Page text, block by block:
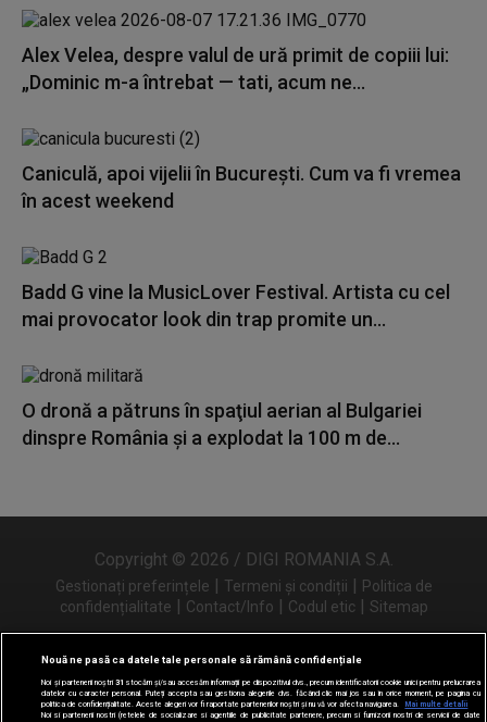
Alex Velea, despre valul de ură primit de copiii lui:
„Dominic m-a întrebat — tati, acum ne...
Caniculă, apoi vijelii în București. Cum va fi vremea
în acest weekend
Badd G vine la MusicLover Festival. Artista cu cel
mai provocator look din trap promite un...
O dronă a pătruns în spaţiul aerian al Bulgariei
dinspre România și a explodat la 100 m de...
Copyright © 2026 / DIGI ROMANIA S.A.
Gestionați preferințele | Termeni și condiții | Politica de
confidențialitate | Contact/Info | Codul etic | Sitemap
Urmărește-ne și pe
Nouă ne pasă ca datele tale personale să rămână confidențiale
Noi și partenerii noștri31 stocăm și/sau accesăm informații pe dispozitivul dvs., precum identificatorii cookie unici pentru prelucrarea
datelor cu caracter personal. Puteți accepta sau gestiona alegerile dvs. făcând clic mai jos sau în orice moment, pe pagina cu
politica de confidențialitate. Aceste alegeri vor fi raportate partenerilor noștri și nu vă vor afecta navigarea.
Mai multe detalii
Noi si partenerii nostri (retelele de socializare si agentiile de publicitate partenere, precum si furnizorii nostri de servicii de date